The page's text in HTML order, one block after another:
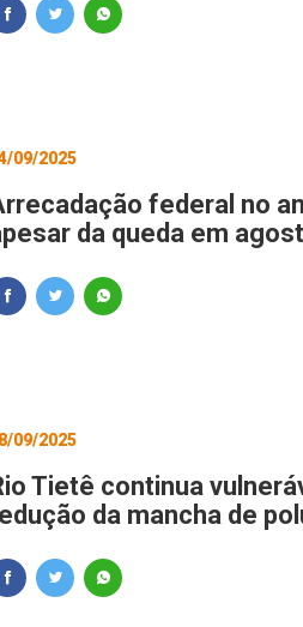
09/2025
federal no
da queda em
09/2025
Tietê continua
da mancha de